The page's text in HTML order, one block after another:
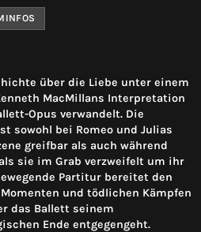
über die Liebe unter einem
MacMillans Interpretation
Opus verwandelt. Die
sowohl bei Romeo und Julias
greifbar als auch während
sie im Grab verzweifelt um ihr
Partitur bereitet den
und tödlichen Kämpfen
das Ballett seinem
Ende entgegengeht.